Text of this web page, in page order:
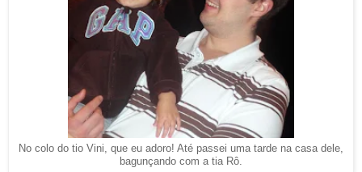
No colo do tio Vini, que eu adoro! Até passei uma tarde na casa dele,
bagunçando com a tia Rô.